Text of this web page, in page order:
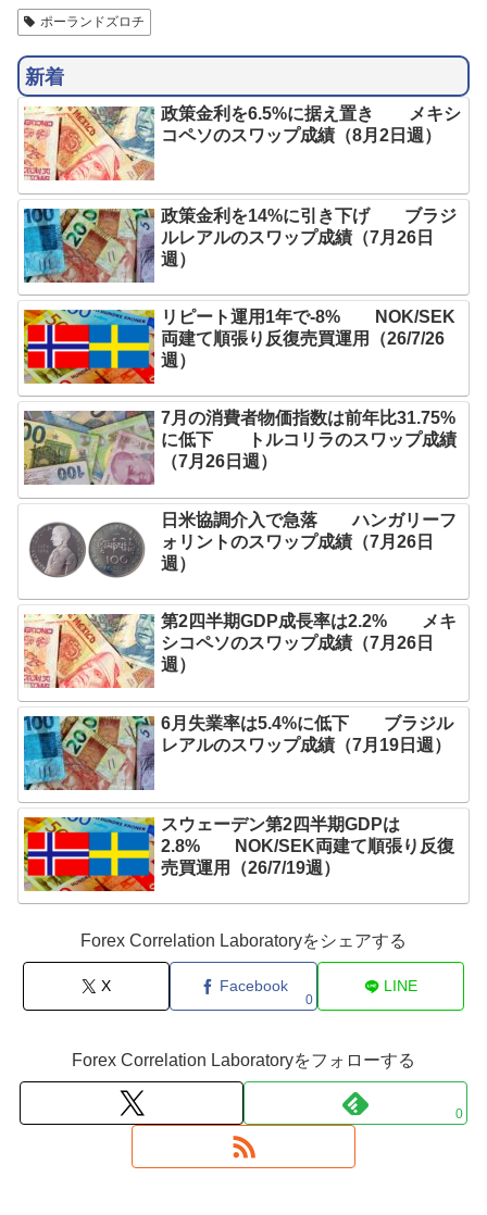
ポーランドズロチ
新着
政策金利を6.5%に据え置き メキシ
コペソのスワップ成績（8月2日週）
政策金利を14%に引き下げ ブラジ
ルレアルのスワップ成績（7月26日
週）
リピート運用1年で-8% NOK/SEK
両建て順張り反復売買運用（26/7/26
週）
7月の消費者物価指数は前年比31.75%
に低下 トルコリラのスワップ成績
（7月26日週）
日米協調介入で急落 ハンガリーフ
ォリントのスワップ成績（7月26日
週）
第2四半期GDP成長率は2.2% メキ
シコペソのスワップ成績（7月26日
週）
6月失業率は5.4%に低下 ブラジル
レアルのスワップ成績（7月19日週）
スウェーデン第2四半期GDPは
2.8% NOK/SEK両建て順張り反復
売買運用（26/7/19週）
Forex Correlation Laboratoryをシェアする
X Facebook
0
LINE
Forex Correlation Laboratoryをフォローする
0